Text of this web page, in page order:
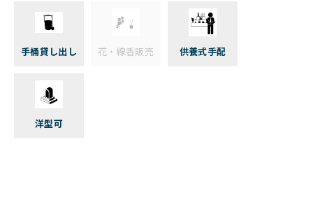
手桶貸し出し 花・線香販売 供養式手配
洋型可